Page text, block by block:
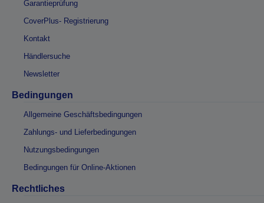
Garantieprüfung
CoverPlus- Registrierung
Kontakt
Händlersuche
Newsletter
Bedingungen
Allgemeine Geschäftsbedingungen
Zahlungs- und Lieferbedingungen
Nutzungsbedingungen
Bedingungen für Online-Aktionen
Rechtliches